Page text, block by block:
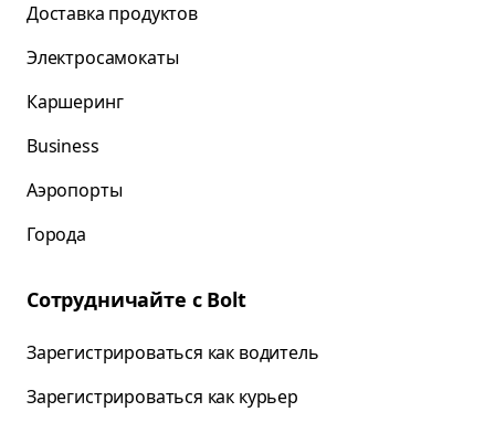
Доставка продуктов
Электросамокаты
Каршеринг
Business
Аэропорты
Города
Сотрудничайте с Bolt
Зарегистрироваться как водитель
Зарегистрироваться как курьер